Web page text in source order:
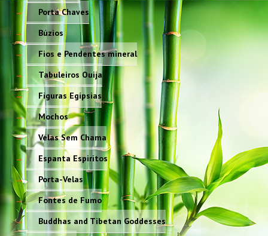
Porta Chaves
Búzios
Fios e Pendentes mineral
Tabuleiros Ouija
Figuras Egípsias
Mochos
Velas Sem Chama
Espanta Espiritos
Porta-Velas
Fontes de Fumo
Buddhas and Tibetan Goddesses